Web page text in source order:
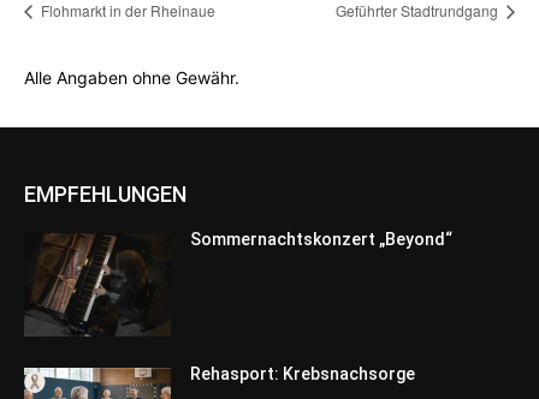
Flohmarkt in der Rheinaue Geführter Stadtrundgang
Alle Angaben ohne Gewähr.
EMPFEHLUNGEN
Sommernachtskonzert „Beyond“
Rehasport: Krebsnachsorge